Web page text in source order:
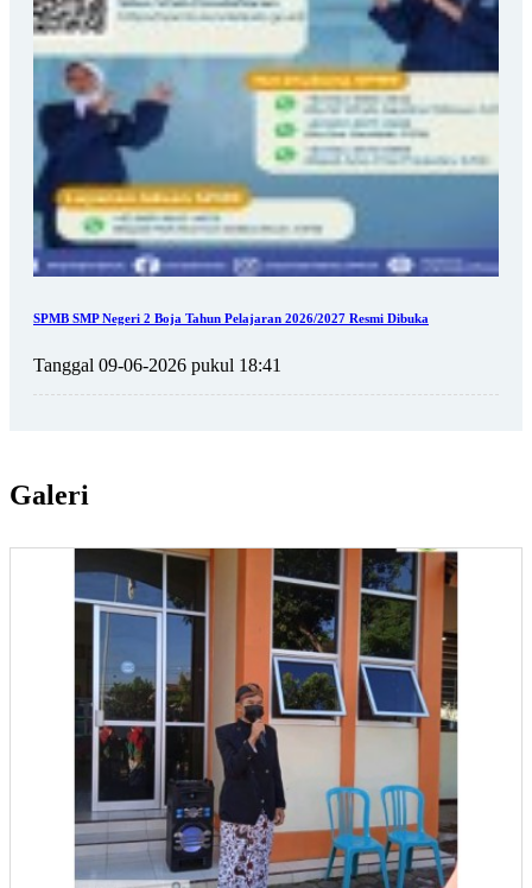
SPMB SMP Negeri 2 Boja Tahun Pelajaran 2026/2027 Resmi Dibuka
Tanggal 09-06-2026 pukul 18:41
Galeri